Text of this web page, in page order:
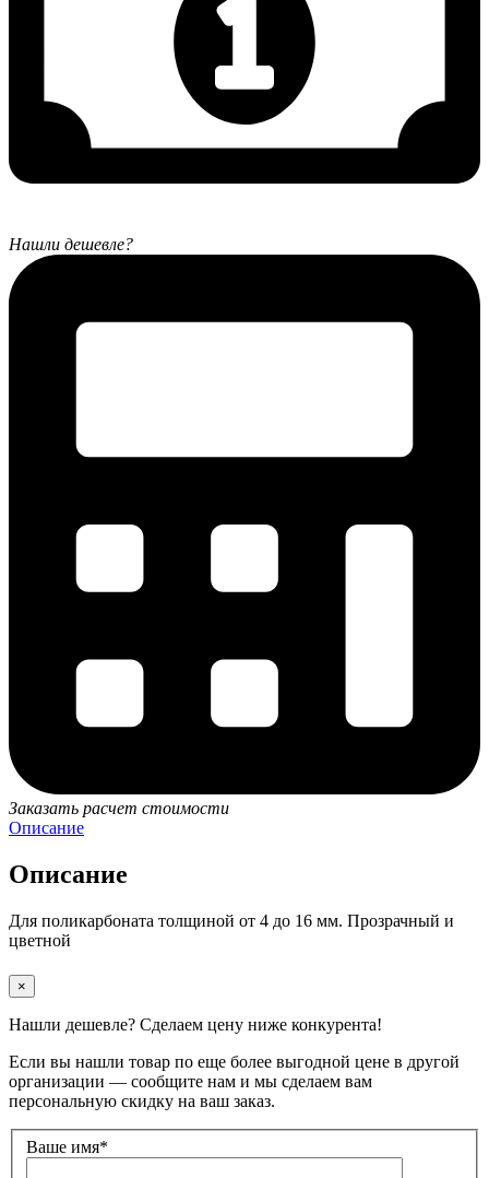
Нашли дешевле?
Заказать расчет стоимости
Описание
Описание
Для поликарбоната толщиной от 4 до 16 мм. Прозрачный и
цветной
×
Нашли дешевле? Сделаем цену ниже конкурента!
Если вы нашли товар по еще более выгодной цене в другой
организации — сообщите нам и мы сделаем вам
персональную скидку на ваш заказ.
Ваше имя*